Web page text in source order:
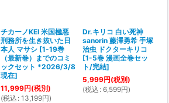
チカーノKEI 米国極悪
刑務所を生き抜いた日
本人 マサシ [1-19巻
（最新巻）までのコミ
ックセット *2026/3/8
現在]
11,999円(税別)
(税込 : 13,199円)
Dr.キリコ 白い死神
sanorin 藤澤勇希 手塚
治虫 ドクターキリコ
[1-5巻 漫画全巻セッ
ト/完結]
5,999円(税別)
(税込 : 6,599円)